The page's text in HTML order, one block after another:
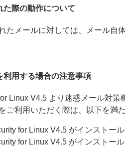
た際の動作について
たメールに対しては、メール自
利用する場合の注意事項
Linux V4.5 より迷惑メール対
ご利用いただく際は、以下を満
for Linux V4.5 がインストー
for Linux V4.5 がインストー